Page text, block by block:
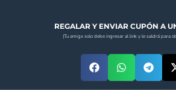
REGALAR Y ENVIAR CUPÓN A
(Tu amigx solo debe ingresar al link y le saldrá para